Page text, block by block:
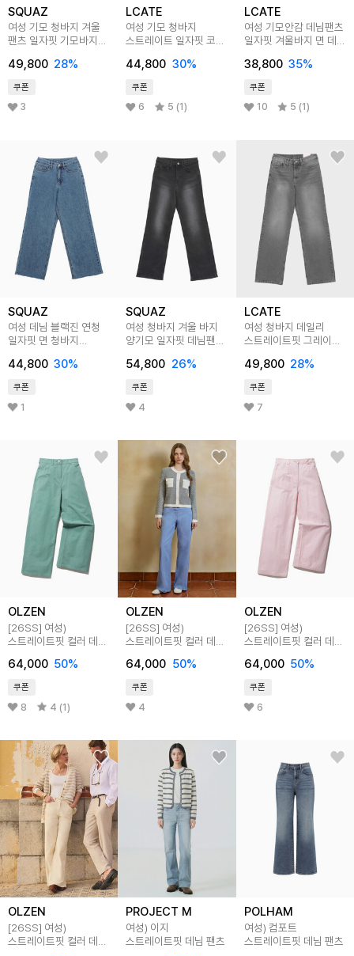
SQUAZ
여성 기모 청바지 겨울
팬츠 일자핏 기모바지
49,800 28%
쿠폰
3
LCATE
여성 기모 청바지
스트레이트 일자핏 코튼
44,800 30%
쿠폰
6 5 (1)
LCATE
여성 기모안감 데님팬츠
일자핏 겨울바지 면 데님
38,800 35%
쿠폰
10 5 (1)
SQUAZ
여성 데님 블랙진 연청
일자핏 면 청바지
44,800 30%
쿠폰
1
SQUAZ
여성 청바지 겨울 바지
양기모 일자핏 데님팬츠
54,800 26%
쿠폰
4
LCATE
여성 청바지 데일리
스트레이트핏 그레이진
LIN074
49,800 28%
쿠폰
7
OLZEN
[26SS] 여성)
스트레이트핏 컬러 데님
64,000 50%
쿠폰
8 4 (1)
OLZEN
[26SS] 여성)
스트레이트핏 컬러 데님
64,000 50%
쿠폰
4
OLZEN
[26SS] 여성)
스트레이트핏 컬러 데님
64,000 50%
쿠폰
6
OLZEN
[26SS] 여성)
스트레이트핏 컬러 데님
PROJECT M
여성) 이지
스트레이트핏 데님 팬츠
POLHAM
여성) 컴포트
스트레이트핏 데님 팬츠